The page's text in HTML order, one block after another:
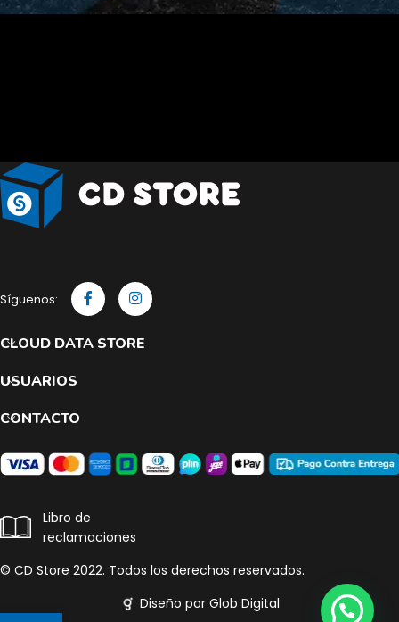
Síguenos:
CLOUD DATA STORE
USUARIOS
CONTACTO
Libro de
reclamaciones
© CD Store 2022. Todos los derechos reservados.
Diseño por Glob Digital